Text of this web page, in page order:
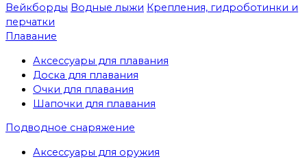
Вейкборды Водные лыжи Крепления, гидроботинки и
перчатки
Плавание
Аксессуары для плавания
Доска для плавания
Очки для плавания
Шапочки для плавания
Подводное снаряжение
Аксессуары для оружия